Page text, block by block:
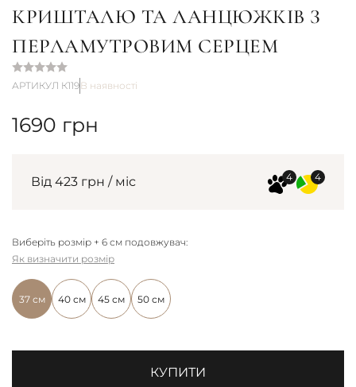
КРИШТАЛЮ ТА ЛАНЦЮЖКІВ З
ПЕРЛАМУТРОВИМ СЕРЦЕМ
АРТИКУЛ К119В наявності
1690 грн
Від 423 грн / міс
Виберіть розмір + 6 см подовжувач:
37 см 40 см 45 см 50 см
Як визначити розмір
КУПИТИ